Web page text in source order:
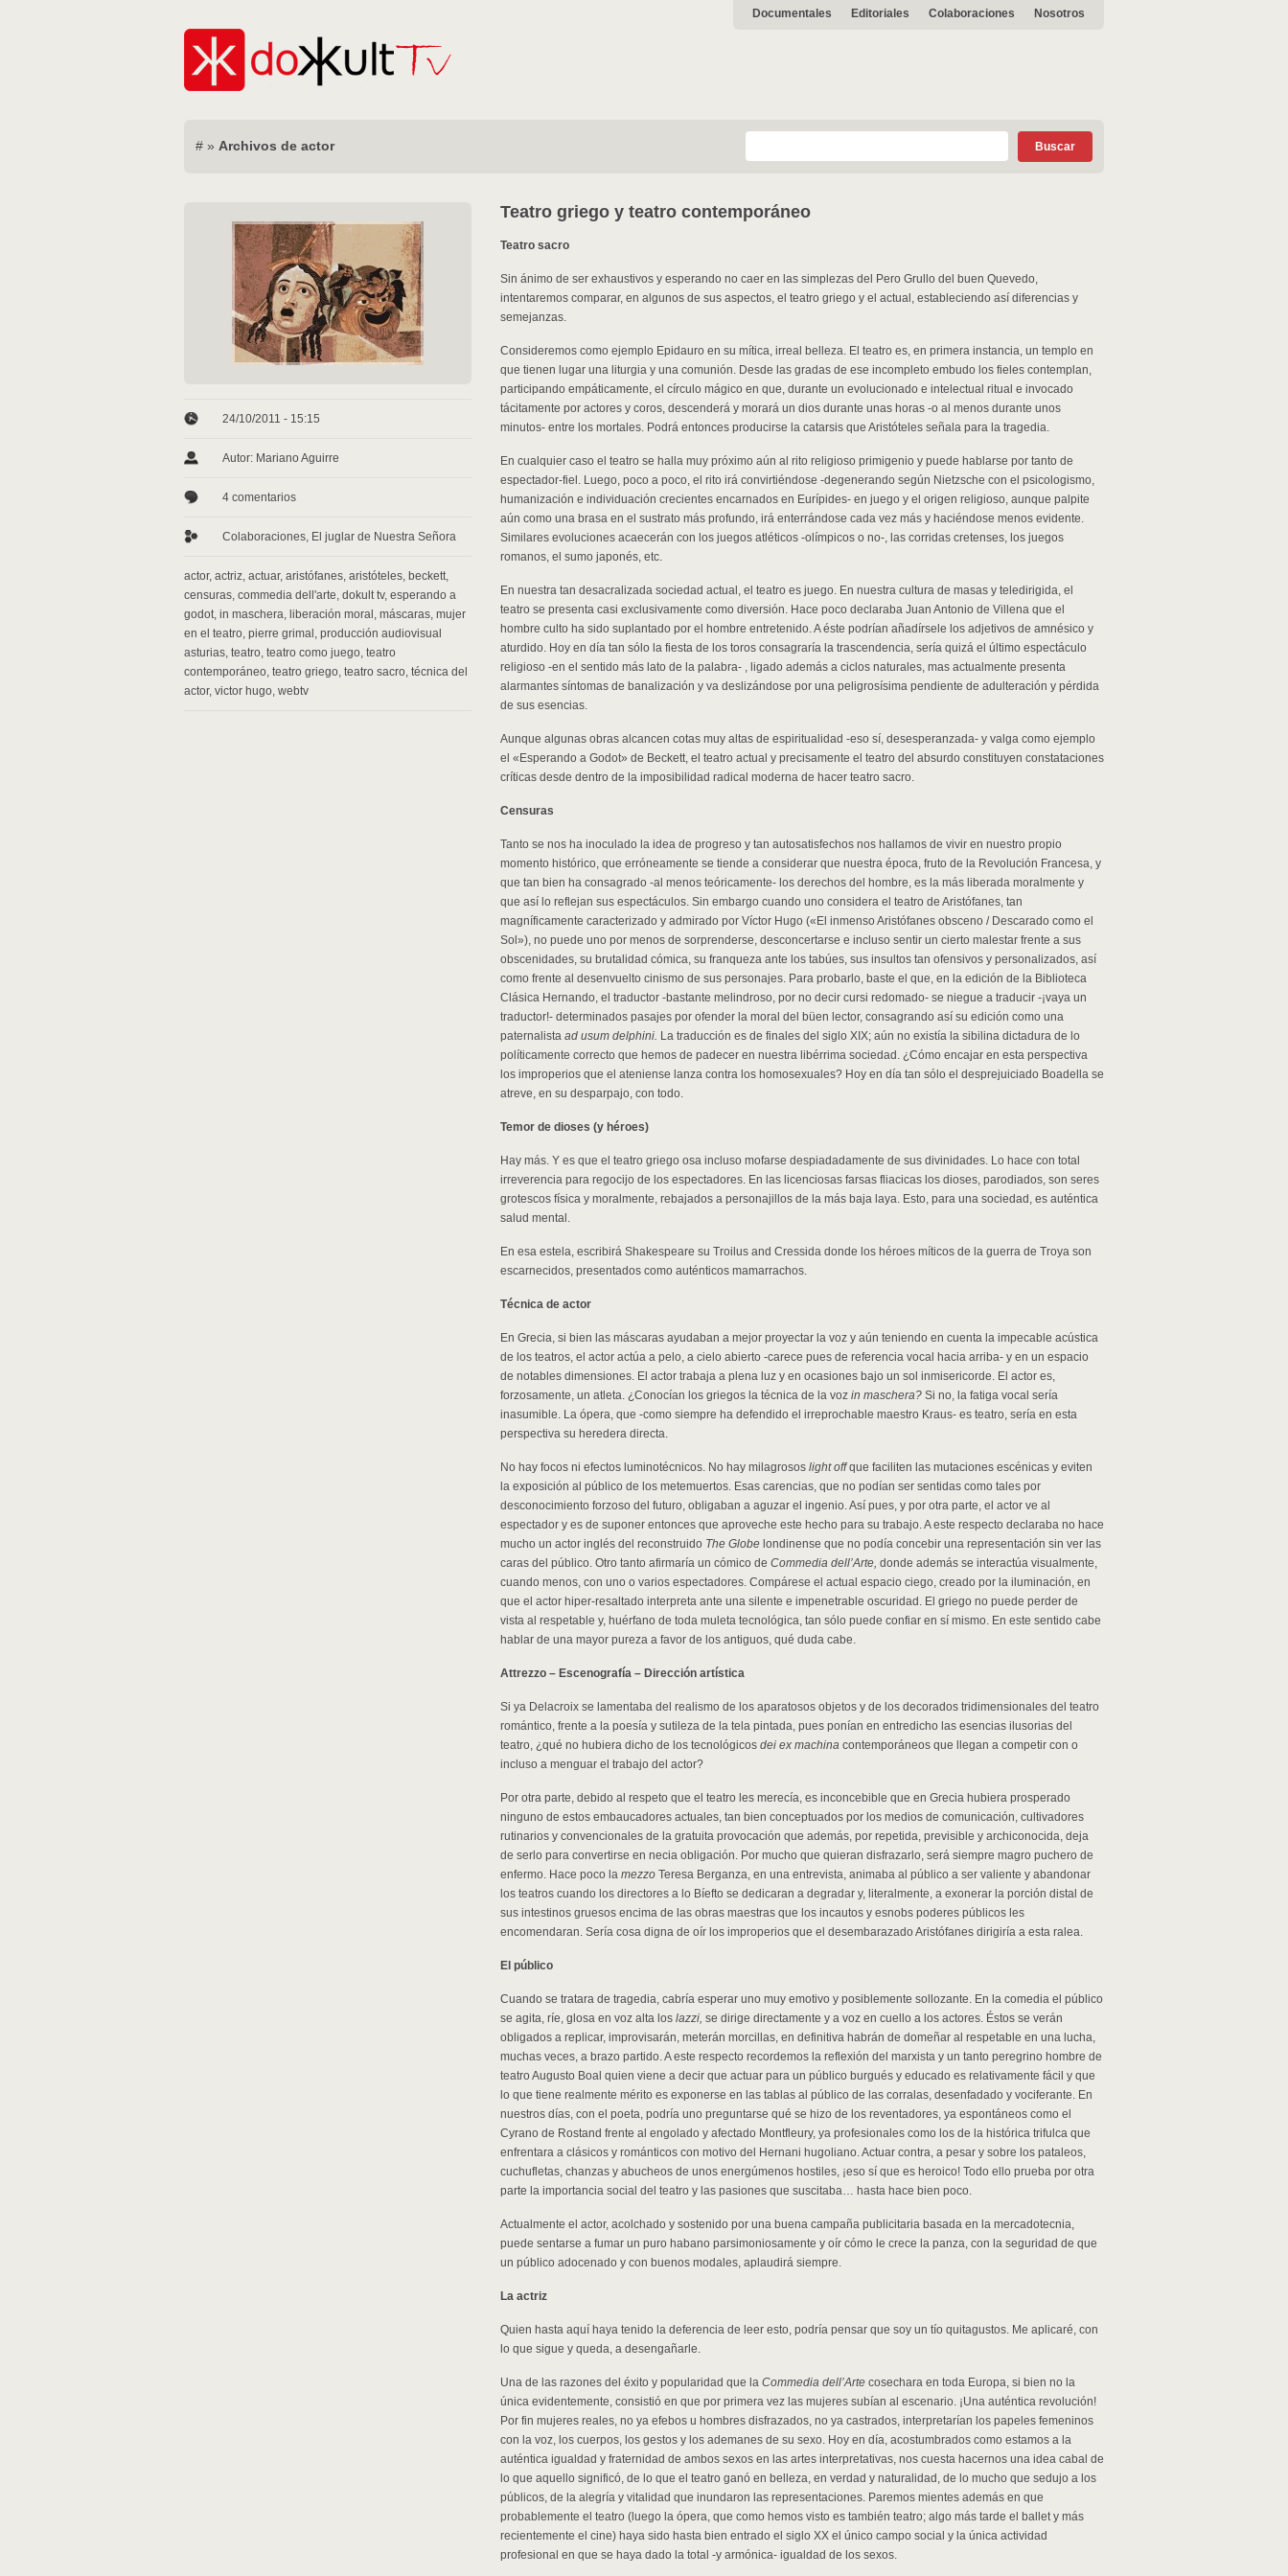
Documentales Editoriales Colaboraciones Nosotros
# » Archivos de actor
24/10/2011 - 15:15
Autor: Mariano Aguirre
4 comentarios
Colaboraciones, El juglar de Nuestra Señora
actor, actriz, actuar, aristófanes, aristóteles, beckett,
censuras, commedia dell'arte, dokult tv, esperando a
godot, in maschera, liberación moral , máscaras, mujer
en el teatro, pierre grimal , producción audiovisual
asturias, teatro, teatro como juego, teatro
contemporáneo, teatro griego, teatro sacro, técnica del
actor, victor hugo, webtv
Teatro griego y teatro contemporáneo
Teatro sacro
Sin ánimo de ser exhaustivos y esperando no caer en las simplezas del Pero Grullo del buen Quevedo,
intentaremos comparar, en algunos de sus aspectos, el teatro griego y el actual, estableciendo así diferencias y
semejanzas.
Consideremos como ejemplo Epidauro en su mítica, irreal belleza. El teatro es, en primera instancia, un templo en
que tienen lugar una liturgia y una comunión. Desde las gradas de ese incompleto embudo los fieles contemplan,
participando empáticamente, el círculo mágico en que, durante un evolucionado e intelectual ritual e invocado
tácitamente por actores y coros, descenderá y morará un dios durante unas horas -o al menos durante unos
minutos- entre los mortales. Podrá entonces producirse la catarsis que Aristóteles señala para la tragedia.
En cualquier caso el teatro se halla muy próximo aún al rito religioso primigenio y puede hablarse por tanto de
espectador-fiel. Luego, poco a poco, el rito irá convirtiéndose -degenerando según Nietzsche con el psicologismo,
humanización e individuación crecientes encarnados en Eurípides- en juego y el origen religioso, aunque palpite
aún como una brasa en el sustrato más profundo, irá enterrándose cada vez más y haciéndose menos evidente.
Similares evoluciones acaecerán con los juegos atléticos -olímpicos o no-, las corridas cretenses, los juegos
romanos, el sumo japonés, etc.
En nuestra tan desacralizada sociedad actual, el teatro es juego. En nuestra cultura de masas y teledirigida, el
teatro se presenta casi exclusivamente como diversión. Hace poco declaraba Juan Antonio de Villena que el
hombre culto ha sido suplantado por el hombre entretenido. A éste podrían añadírsele los adjetivos de amnésico y
aturdido. Hoy en día tan sólo la fiesta de los toros consagraría la trascendencia, sería quizá el último espectáculo
religioso -en el sentido más lato de la palabra- , ligado además a ciclos naturales, mas actualmente presenta
alarmantes síntomas de banalización y va deslizándose por una peligrosísima pendiente de adulteración y pérdida
de sus esencias.
Aunque algunas obras alcancen cotas muy altas de espiritualidad -eso sí, desesperanzada- y valga como ejemplo
el «Esperando a Godot» de Beckett, el teatro actual y precisamente el teatro del absurdo constituyen constataciones
críticas desde dentro de la imposibilidad radical moderna de hacer teatro sacro.
Censuras
Tanto se nos ha inoculado la idea de progreso y tan autosatisfechos nos hallamos de vivir en nuestro propio
momento histórico, que erróneamente se tiende a considerar que nuestra época, fruto de la Revolución Francesa, y
que tan bien ha consagrado -al menos teóricamente- los derechos del hombre, es la más liberada moralmente y
que así lo reflejan sus espectáculos. Sin embargo cuando uno considera el teatro de Aristófanes, tan
magníficamente caracterizado y admirado por Víctor Hugo («El inmenso Aristófanes obsceno / Descarado como el
Sol»), no puede uno por menos de sorprenderse, desconcertarse e incluso sentir un cierto malestar frente a sus
obscenidades, su brutalidad cómica, su franqueza ante los tabúes, sus insultos tan ofensivos y personalizados, así
como frente al desenvuelto cinismo de sus personajes. Para probarlo, baste el que, en la edición de la Biblioteca
Clásica Hernando, el traductor -bastante melindroso, por no decir cursi redomado- se niegue a traducir -¡vaya un
traductor!- determinados pasajes por ofender la moral del büen lector, consagrando así su edición como una
paternalista ad usum delphini. La traducción es de finales del siglo XIX; aún no existía la sibilina dictadura de lo
políticamente correcto que hemos de padecer en nuestra libérrima sociedad. ¿Cómo encajar en esta perspectiva
los improperios que el ateniense lanza contra los homosexuales? Hoy en día tan sólo el desprejuiciado Boadella se
atreve, en su desparpajo, con todo.
Temor de dioses (y héroes)
Hay más. Y es que el teatro griego osa incluso mofarse despiadadamente de sus divinidades. Lo hace con total
irreverencia para regocijo de los espectadores. En las licenciosas farsas fliacicas los dioses, parodiados, son seres
grotescos física y moralmente, rebajados a personajillos de la más baja laya. Esto, para una sociedad, es auténtica
salud mental.
En esa estela, escribirá Shakespeare su Troilus and Cressida donde los héroes míticos de la guerra de Troya son
escarnecidos, presentados como auténticos mamarrachos.
Técnica de actor
En Grecia, si bien las máscaras ayudaban a mejor proyectar la voz y aún teniendo en cuenta la impecable acústica
de los teatros, el actor actúa a pelo, a cielo abierto -carece pues de referencia vocal hacia arriba- y en un espacio
de notables dimensiones. El actor trabaja a plena luz y en ocasiones bajo un sol inmisericorde. El actor es,
forzosamente, un atleta. ¿Conocían los griegos la técnica de la voz in maschera? Si no, la fatiga vocal sería
inasumible. La ópera, que -como siempre ha defendido el irreprochable maestro Kraus- es teatro, sería en esta
perspectiva su heredera directa.
No hay focos ni efectos luminotécnicos. No hay milagrosos light offque faciliten las mutaciones escénicas y eviten
la exposición al público de los metemuertos. Esas carencias, que no podían ser sentidas como tales por
desconocimiento forzoso del futuro, obligaban a aguzar el ingenio. Así pues, y por otra parte, el actor ve al
espectador y es de suponer entonces que aproveche este hecho para su trabajo. A este respecto declaraba no hace
mucho un actor inglés del reconstruido The Globe londinense que no podía concebir una representación sin ver las
caras del público. Otro tanto afirmaría un cómico de Commedia dell’Arte, donde además se interactúa visualmente,
cuando menos, con uno o varios espectadores. Compárese el actual espacio ciego, creado por la iluminación, en
que el actor hiper-resaltado interpreta ante una silente e impenetrable oscuridad. El griego no puede perder de
vista al respetable y, huérfano de toda muleta tecnológica, tan sólo puede confiar en sí mismo. En este sentido cabe
hablar de una mayor pureza a favor de los antiguos, qué duda cabe.
Attrezzo – Escenografía – Dirección artística
Si ya Delacroix se lamentaba del realismo de los aparatosos objetos y de los decorados tridimensionales del teatro
romántico, frente a la poesía y sutileza de la tela pintada, pues ponían en entredicho las esencias ilusorias del
teatro, ¿qué no hubiera dicho de los tecnológicos dei ex machina contemporáneos que llegan a competir con o
incluso a menguar el trabajo del actor?
Por otra parte, debido al respeto que el teatro les merecía, es inconcebible que en Grecia hubiera prosperado
ninguno de estos embaucadores actuales, tan bien conceptuados por los medios de comunicación, cultivadores
rutinarios y convencionales de la gratuita provocación que además, por repetida, previsible y archiconocida, deja
de serlo para convertirse en necia obligación. Por mucho que quieran disfrazarlo, será siempre magro puchero de
enfermo. Hace poco la mezzo Teresa Berganza, en una entrevista, animaba al público a ser valiente y abandonar
los teatros cuando los directores a lo Bíefto se dedicaran a degradar y, literalmente, a exonerar la porción distal de
sus intestinos gruesos encima de las obras maestras que los incautos y esnobs poderes públicos les
encomendaran. Sería cosa digna de oír los improperios que el desembarazado Aristófanes dirigiría a esta ralea.
El público
Cuando se tratara de tragedia, cabría esperar uno muy emotivo y posiblemente sollozante. En la comedia el público
se agita, ríe, glosa en voz alta los lazzi, se dirige directamente y a voz en cuello a los actores. Éstos se verán
obligados a replicar, improvisarán, meterán morcillas, en definitiva habrán de domeñar al respetable en una lucha,
muchas veces, a brazo partido. A este respecto recordemos la reflexión del marxista y un tanto peregrino hombre de
teatro Augusto Boal quien viene a decir que actuar para un público burgués y educado es relativamente fácil y que
lo que tiene realmente mérito es exponerse en las tablas al público de las corralas, desenfadado y vociferante. En
nuestros días, con el poeta, podría uno preguntarse qué se hizo de los reventadores, ya espontáneos como el
Cyrano de Rostand frente al engolado y afectado Montfleury, ya profesionales como los de la histórica trifulca que
enfrentara a clásicos y románticos con motivo del Hernani hugoliano. Actuar contra, a pesar y sobre los pataleos,
cuchufletas, chanzas y abucheos de unos energúmenos hostiles, ¡eso sí que es heroico! Todo ello prueba por otra
parte la importancia social del teatro y las pasiones que suscitaba… hasta hace bien poco.
Actualmente el actor, acolchado y sostenido por una buena campaña publicitaria basada en la mercadotecnia,
puede sentarse a fumar un puro habano parsimoniosamente y oír cómo le crece la panza, con la seguridad de que
un público adocenado y con buenos modales, aplaudirá siempre.
La actriz
Quien hasta aquí haya tenido la deferencia de leer esto, podría pensar que soy un tío quitagustos. Me aplicaré, con
lo que sigue y queda, a desengañarle.
Una de las razones del éxito y popularidad que la Commedia dell’Arte cosechara en toda Europa, si bien no la
única evidentemente, consistió en que por primera vez las mujeres subían al escenario. ¡Una auténtica revolución!
Por fin mujeres reales, no ya efebos u hombres disfrazados, no ya castrados, interpretarían los papeles femeninos
con la voz, los cuerpos, los gestos y los ademanes de su sexo. Hoy en día, acostumbrados como estamos a la
auténtica igualdad y fraternidad de ambos sexos en las artes interpretativas, nos cuesta hacernos una idea cabal de
lo que aquello significó, de lo que el teatro ganó en belleza, en verdad y naturalidad, de lo mucho que sedujo a los
públicos, de la alegría y vitalidad que inundaron las representaciones. Paremos mientes además en que
probablemente el teatro (luego la ópera, que como hemos visto es también teatro; algo más tarde el ballet y más
recientemente el cine) haya sido hasta bien entrado el siglo XX el único campo social y la única actividad
profesional en que se haya dado la total -y armónica- igualdad de los sexos.